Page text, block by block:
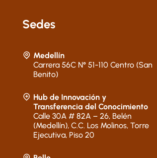
Sedes
Medellín
Carrera 56C N° 51-110 Centro (San
Benito)
Hub de Innovación y
Transferencia del Conocimiento
Calle 30A # 82A – 26, Belén
(Medellín), C.C. Los Molinos, Torre
Ejecutiva, Piso 20